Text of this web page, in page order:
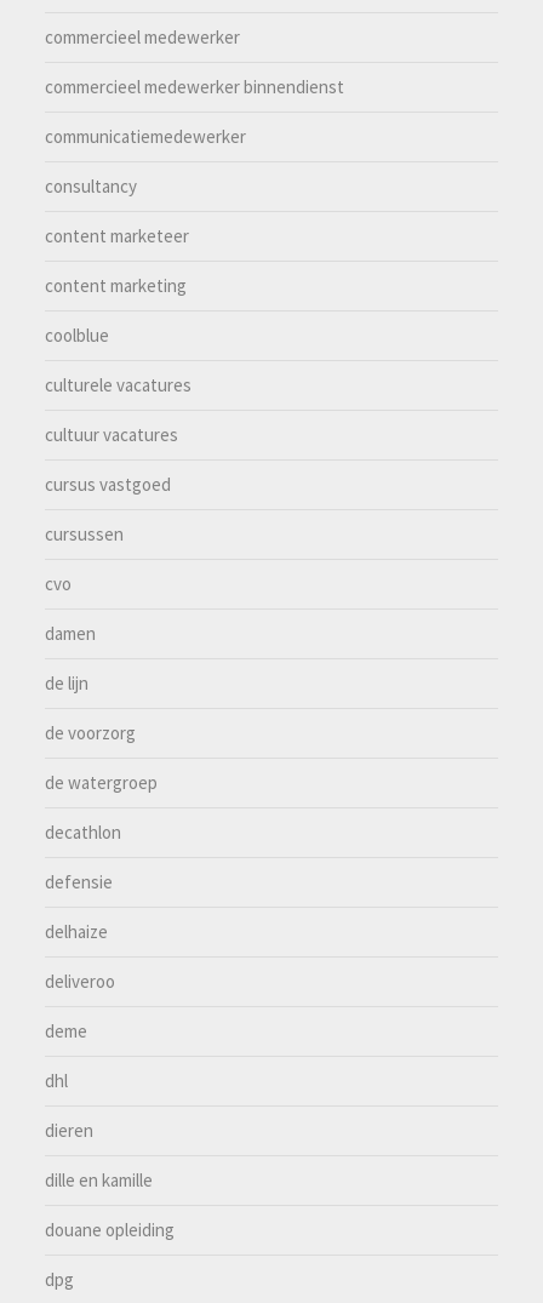
commercieel medewerker
commercieel medewerker binnendienst
communicatiemedewerker
consultancy
content marketeer
content marketing
coolblue
culturele vacatures
cultuur vacatures
cursus vastgoed
cursussen
cvo
damen
de lijn
de voorzorg
de watergroep
decathlon
defensie
delhaize
deliveroo
deme
dhl
dieren
dille en kamille
douane opleiding
dpg